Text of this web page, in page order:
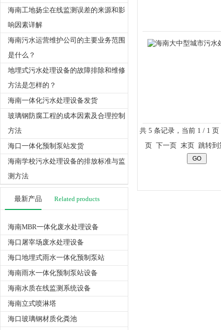
海南工地扬尘在线监测误差的来源和影
响因素详解
海南污水运营维护公司的主要业务范围
是什么？
地埋式污水处理设备的故障排除和维修
方法是怎样的？
海南一体化污水处理设备发货
玻璃钢防腐工程的成本因素及合理控制
方法
海口一体化预制泵站发货
海南学校污水处理设备的排放标准与监
测方法
最新产品 Related products
海南MBR一体化废水处理设备
海口屠宰场废水处理设备
海口地埋式雨水一体化预制泵站
海南雨水一体化预制泵站设备
海南水质在线监测系统设备
海南立式喷淋塔
海口玻璃钢材质化粪池
共 5 条记录，当前 1 / 1
页 下一页 末页 跳转到